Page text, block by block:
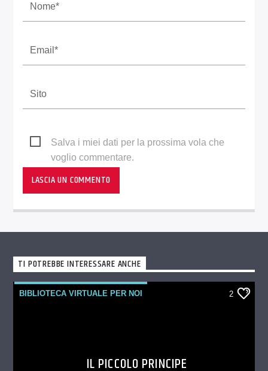
Salva i miei dati per la prossima vola che
voglio commentare.
TI POTREBBE INTERESSARE ANCHE
BIBLIOTECA VIRTUALE PER NOI 2
IL PICCOLO PRINCIPE